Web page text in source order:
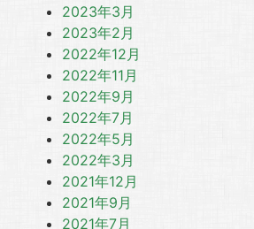
2023年3月
2023年2月
2022年12月
2022年11月
2022年9月
2022年7月
2022年5月
2022年3月
2021年12月
2021年9月
2021年7月